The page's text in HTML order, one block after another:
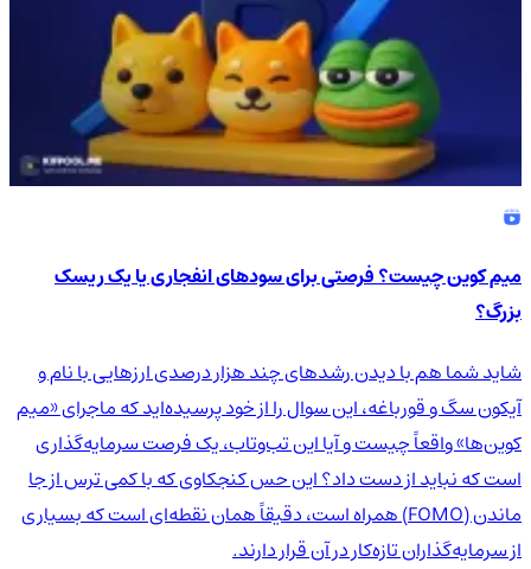
میم کوین چیست؟ فرصتی برای سودهای انفجاری یا یک ریسک
بزرگ؟
شاید شما هم با دیدن رشدهای چند هزار درصدی ارزهایی با نام و
آیکون سگ و قورباغه، این سوال را از خود پرسیده‌اید که ماجرای «میم
کوین‌ها» واقعاً چیست و آیا این تب‌وتاب، یک فرصت سرمایه‌گذاری
است که نباید از دست داد؟ این حس کنجکاوی که با کمی ترس از جا
ماندن (FOMO) همراه است، دقیقاً همان نقطه‌ای است که بسیاری
از سرمایه‌گذاران تازه‌کار در آن قرار دارند.